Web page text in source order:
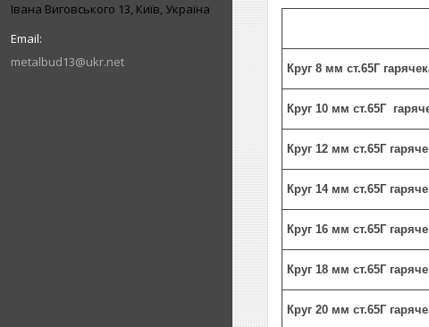
Івана Виговського 13, Київ, Україна
metalbud13@ukr.net Круг 8 мм ст.65Г
Круг 10 мм ст.65Г
Круг 12 мм ст.65Г
Круг 14 мм ст.65Г
Круг 16 мм ст.65Г
Круг 18 мм ст.65Г
Круг 20 мм ст.65Г